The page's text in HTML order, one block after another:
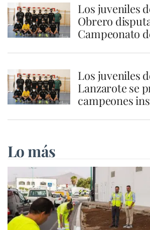
Los juveniles
Obrero
Campeonato
Los juveniles
Lanzarote se
campeones
Lo más